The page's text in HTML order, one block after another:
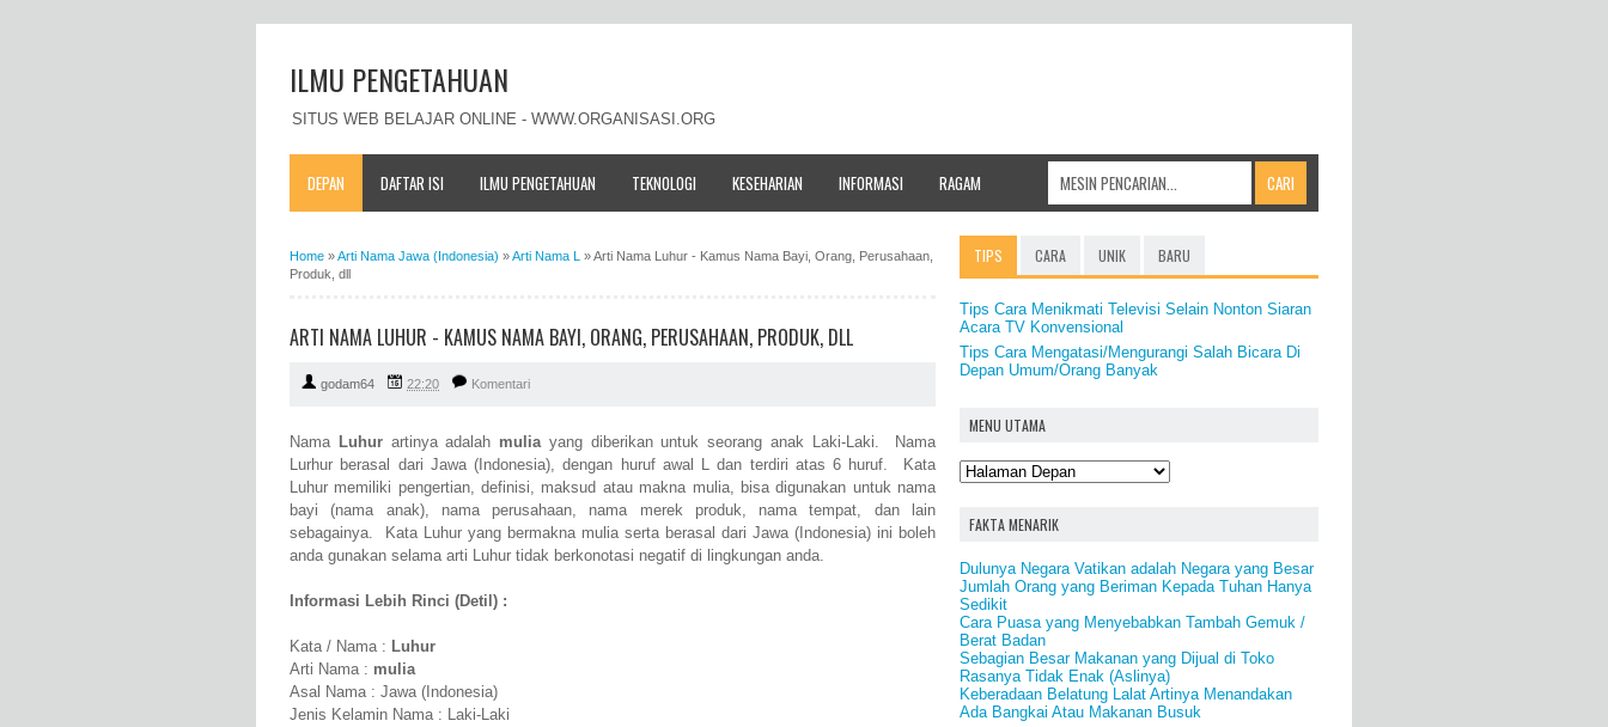
ILMU PENGETAHUAN
SITUS WEB BELAJAR ONLINE - WWW.ORGANISASI.ORG
DEPAN DAFTAR ISI ILMU PENGETAHUAN TEKNOLOGI KESEHARIAN INFORMASI RAGAM
Home »Arti Nama Jawa (Indonesia) »Arti Nama L »Arti Nama Luhur - Kamus Nama Bayi, Orang, Perusahaan,
Produk, dll
ARTI NAMA LUHUR - KAMUS NAMA BAYI, ORANG, PERUSAHAAN, PRODUK, DLL
godam64 22:20 Komentari
Nama Luhurartinya adalah muliayang diberikan untuk seorang anak Laki-Laki. Nama
Lurhur berasal dari Jawa (Indonesia), dengan huruf awal L dan terdiri atas 6 huruf. Kata
Luhur memiliki pengertian, definisi, maksud atau makna mulia, bisa digunakan untuk nama
bayi (nama anak), nama perusahaan, nama merek produk, nama tempat, dan lain
sebagainya. Kata Luhur yang bermakna mulia serta berasal dari Jawa (Indonesia) ini boleh
anda gunakan selama arti Luhur tidak berkonotasi negatif di lingkungan anda.
Informasi Lebih Rinci (Detil) :
Kata / Nama : Luhur
Arti Nama : mulia
Asal Nama : Jawa (Indonesia)
Jenis Kelamin Nama : Laki-Laki
TIPS CARA UNIK BARU
Tips Cara Menikmati Televisi Selain Nonton Siaran
Acara TV Konvensional
Tips Cara Mengatasi/Mengurangi Salah Bicara Di
Depan Umum/Orang Banyak
MENU UTAMA
FAKTA MENARIK
Dulunya Negara Vatikan adalah Negara yang Besar
Jumlah Orang yang Beriman Kepada Tuhan Hanya
Sedikit
Cara Puasa yang Menyebabkan Tambah Gemuk /
Berat Badan
Sebagian Besar Makanan yang Dijual di Toko
Rasanya Tidak Enak (Aslinya)
Keberadaan Belatung Lalat Artinya Menandakan
Ada Bangkai Atau Makanan Busuk